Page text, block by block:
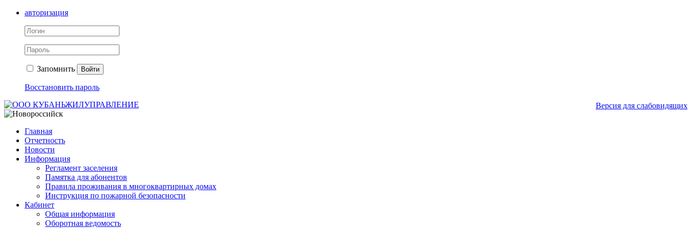
авторизация
Запомнить Войти
Восстановить пароль
Версия для слабовидящих
Главная
Отчетность
Новости
Информация
Регламент заселения
Памятка для абонентов
Правила проживания в многоквартирных домах
Инструкция по пожарной безопасности
Кабинет
Общая информация
Оборотная ведомость